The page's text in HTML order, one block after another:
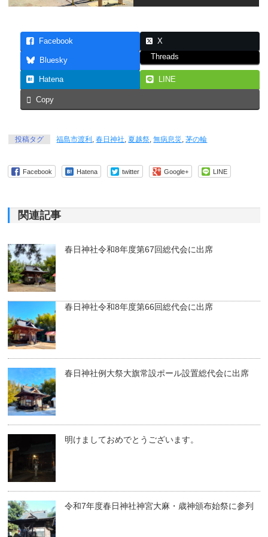
Facebook X
Bluesky Threads
Hatena LINE
Copy
投稿タグ 福島市渡利 ,春日神社,夏越祭,無病息災 ,茅の輪
Facebook Hatena twitter Google+ LINE
関連記事
春日神社令和8年度第67回総代会に出席
春日神社令和8年度第66回総代会に出席
春日神社例大祭大旗常設ポール設置総代会に出席
明けましておめでとうございます。
令和7年度春日神社神宮大麻・歳神頒布始祭に参列